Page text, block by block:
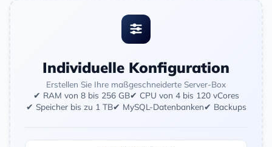
Individuelle Konfiguration
Erstellen Sie Ihre maßgeschneiderte Server-Box
✔ RAM von 8 bis 256 GB✔ CPU von 4 bis 120 vCores
✔ Speicher bis zu 1 TB✔ MySQL-Datenbanken✔ Backups